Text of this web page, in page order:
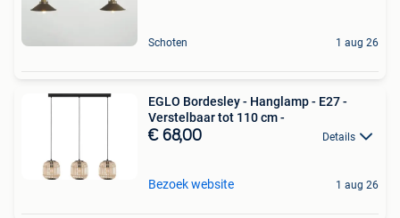
Schoten 1 aug 26
EGLO Bordesley - Hanglamp - E27 -
Verstelbaar tot 110 cm -
€ 68,00 Details
Bezoek website 1 aug 26